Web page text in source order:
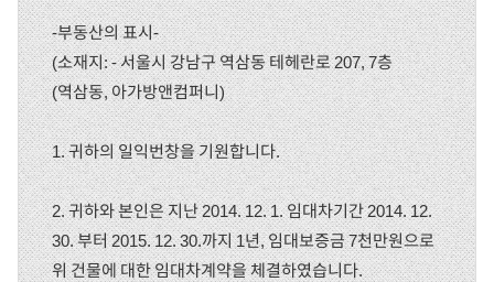
-부동산의 표시-
(소재지: - 서울시 강남구 역삼동 테헤란로 207, 7층
(역삼동, 아가방앤컴퍼니)
1. 귀하의 일익번창을 기원합니다.
2. 귀하와 본인은 지난 2014. 12. 1. 임대차기간 2014. 12.
30. 부터 2015. 12. 30.까지 1년, 임대보증금 7천만원으로
위 건물에 대한 임대차계약을 체결하였습니다.